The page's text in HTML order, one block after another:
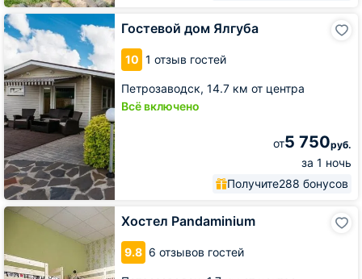
Гостевой дом Ялгуба
10 1 отзыв гостей
Петрозаводск, 14.7 км от центра
Всё включено
от5 750руб.
за 1 ночь
Получите288 бонусов
Гостевой
дом
Ялгуба
Хостел Pandaminium
9.8 6 отзывов гостей
Хостел
Pandaminium